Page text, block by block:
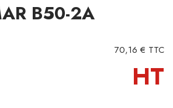
B50-2A
70,16 € TTC
HT